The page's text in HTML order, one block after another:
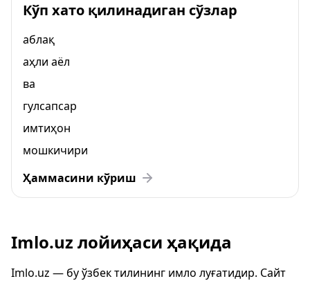
Кўп хато қилинадиган сўзлар
аблақ
аҳли аёл
ва
гулсапсар
имтиҳон
мошкичири
Ҳаммасини кўриш
Imlo.uz лойиҳаси ҳақида
Imlo.uz — бу ўзбек тилининг имло луғатидир. Сайт